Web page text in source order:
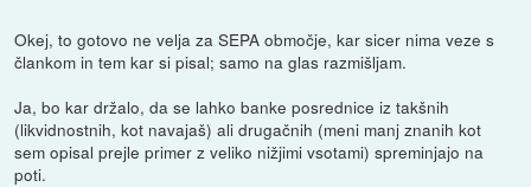
Okej, to gotovo ne velja za SEPA območje, kar sicer nima veze s
člankom in tem kar si pisal; samo na glas razmišljam.
Ja, bo kar držalo, da se lahko banke posrednice iz takšnih
(likvidnostnih, kot navajaš) ali drugačnih (meni manj znanih kot
sem opisal prejle primer z veliko nižjimi vsotami) spreminjajo na
poti.